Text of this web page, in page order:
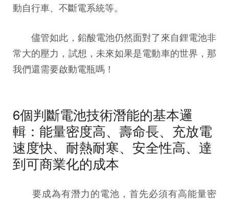
動自行車、不斷電系統等。
儘管如此，鉛酸電池仍然面對了來自鋰電池非
常大的壓力，試想，未來如果是電動車的世界，那
我們還需要啟動電瓶嗎！
6個判斷電池技術潛能的基本邏
輯：能量密度高、壽命長、充放電
速度快、耐熱耐寒、安全性高、達
到可商業化的成本
要成為有潛力的電池，首先必須有高能量密